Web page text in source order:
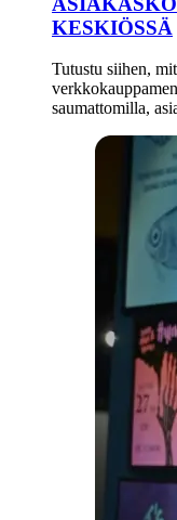
KESKIÖSSÄ
Tutustu siihen,
saumattomilla,